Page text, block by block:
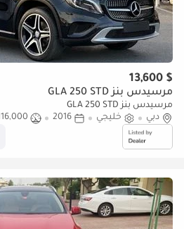
$ 13,600
مرسيدس بنز GLA 250 STD
مرسيدس بنز GLA 250 STD
دبي
خليجي 2016
116,000